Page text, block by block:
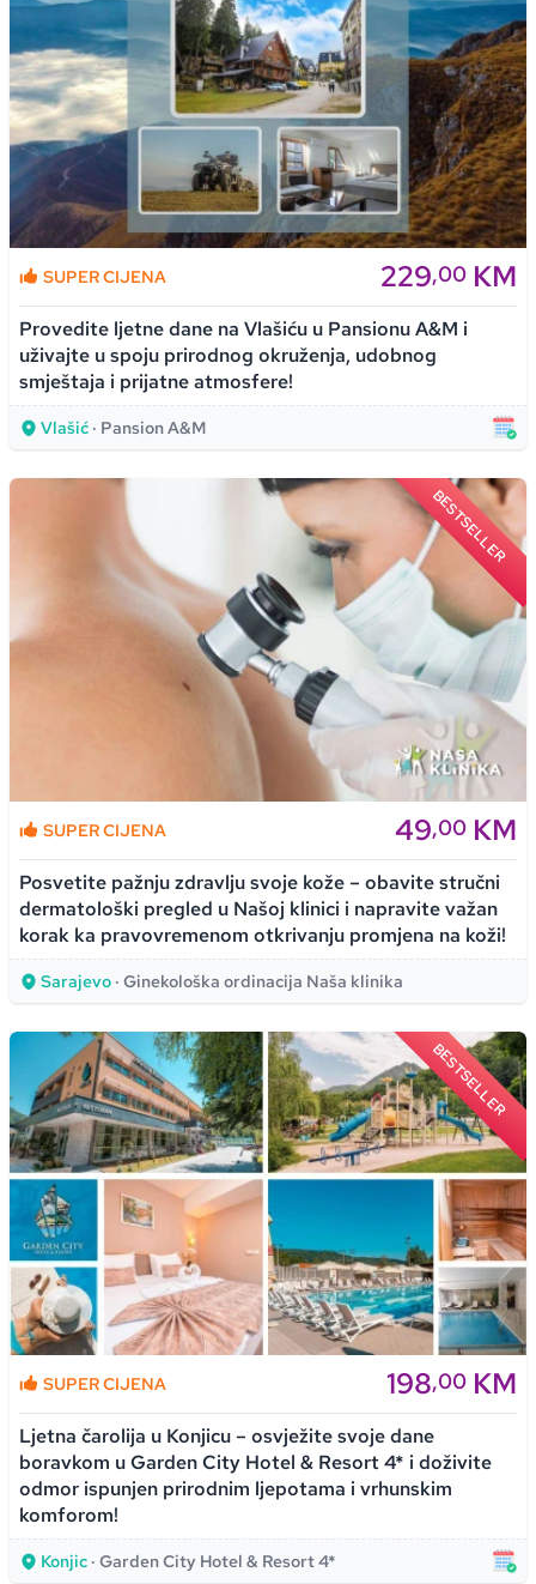
SUPER CIJENA 229,00 KM
Provedite ljetne dane na Vlašiću u Pansionu A&M i
uživajte u spoju prirodnog okruženja, udobnog
smještaja i prijatne atmosfere!
Vlašić · Pansion A&M
BESTSELLER
SUPER CIJENA 49,00 KM
Posvetite pažnju zdravlju svoje kože – obavite stručni
dermatološki pregled u Našoj klinici i napravite važan
korak ka pravovremenom otkrivanju promjena na koži!
Sarajevo · Ginekološka ordinacija Naša klinika
BESTSELLER
SUPER CIJENA 198,00 KM
Ljetna čarolija u Konjicu – osvježite svoje dane
boravkom u Garden City Hotel & Resort 4* i doživite
odmor ispunjen prirodnim ljepotama i vrhunskim
komforom!
Konjic · Garden City Hotel & Resort 4*